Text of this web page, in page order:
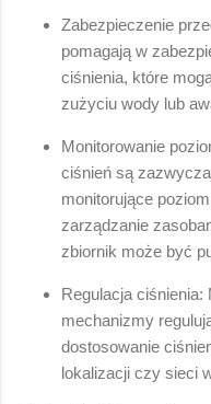
Zabezpieczenie
pomagają w
ciśnienia, które
zużyciu wody lub
Monitorowanie
ciśnień są
monitorujące
zarządzanie
zbiornik może być
Regulacja ciśnienia:
mechanizmy
dostosowanie
lokalizacji czy sieci